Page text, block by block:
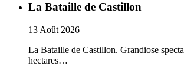
La Bataille de Castillon
13 Août 2026
La Bataille de Castillon. Grandiose
hectares…